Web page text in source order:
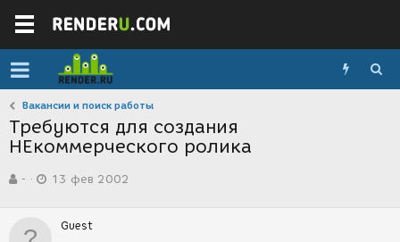
Вакансии и поиск работы
Требуются для создания
НЕкоммерческого ролика
в
р
-
а
13 фев 2002
Guest